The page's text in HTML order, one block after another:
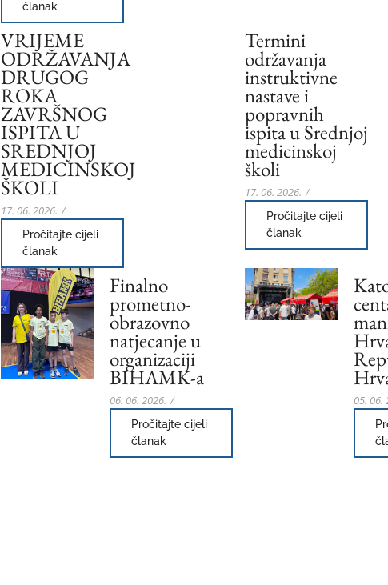
članak
VRIJEME
ODRŽAVANJA
DRUGOG
ROKA
ZAVRŠNOG
ISPITA U
SREDNJOJ
MEDICINSKOJ
ŠKOLI
17. 06. 2026. /
Pročitajte cijeli
članak
Termini
održavanja
instruktivne
nastave i
popravnih
ispita u Srednjoj
medicinskoj
školi
17. 06. 2026. /
Pročitajte cijeli
članak
Finalno
prometno-
obrazovno
natjecanje u
organizaciji
BIHAMK-a
06. 06. 2026. /
Pročitajte cijeli
članak
05. 06.